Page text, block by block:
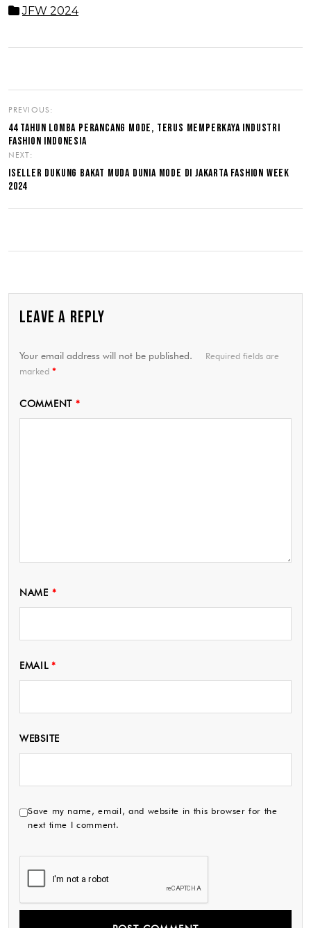
JFW 2024
PREVIOUS:
44 TAHUN LOMBA PERANCANG MODE, TERUS MEMPERKAYA INDUSTRI
FASHION INDONESIA
NEXT:
ISELLER DUKUNG BAKAT MUDA DUNIA MODE DI JAKARTA FASHION WEEK
2024
LEAVE A REPLY
Your email address will not be published.
Required fields are
marked *
COMMENT *
NAME *
EMAIL*
WEBSITE
Save my name, email, and website in this browser for the
next time I comment.